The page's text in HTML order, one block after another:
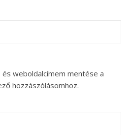
és weboldalcímem mentése a
hozzászólásomhoz.